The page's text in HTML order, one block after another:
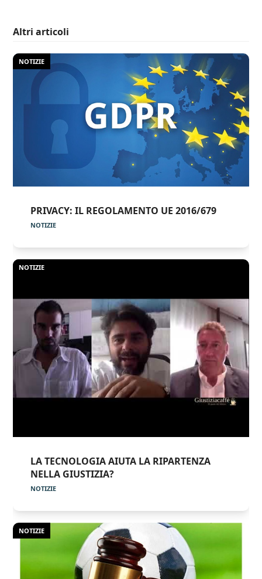
Altri articoli
NOTIZIE
PRIVACY: IL REGOLAMENTO UE 2016/679
NOTIZIE
NOTIZIE
LA TECNOLOGIA AIUTA LA RIPARTENZA
NELLA GIUSTIZIA?
NOTIZIE
NOTIZIE